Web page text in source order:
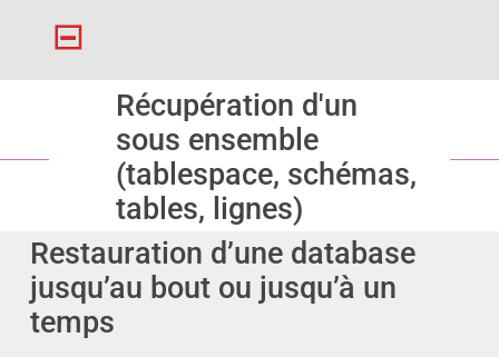
Récupération d'un
sous ensemble
(tablespace, schémas,
tables, lignes)
Restauration d’une database
jusqu’au bout ou jusqu’à un
temps